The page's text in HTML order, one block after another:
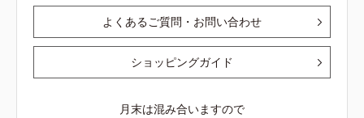
よくあるご質問・お問い合わせ
ショッピングガイド
月末は混み合いますので